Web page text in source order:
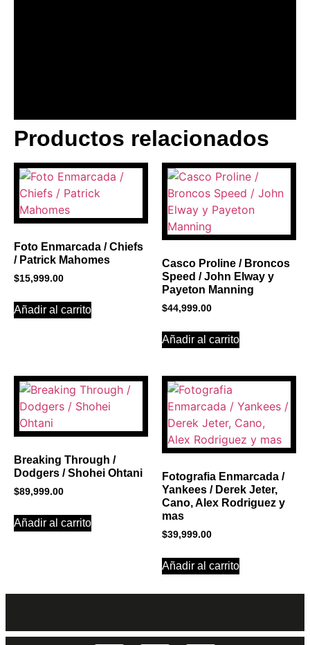
BANNER CON
PROMOCIONES 1
Click Here
Productos relacionados
Foto Enmarcada / Chiefs
/ Patrick Mahomes
$15,999.00
Añadir al carrito
Casco Proline / Broncos
Speed / John Elway y
Payeton Manning
$44,999.00
Añadir al carrito
Breaking Through /
Dodgers / Shohei Ohtani
$89,999.00
Añadir al carrito
Fotografia Enmarcada /
Yankees / Derek Jeter,
Cano, Alex Rodriguez y
mas
$39,999.00
Añadir al carrito